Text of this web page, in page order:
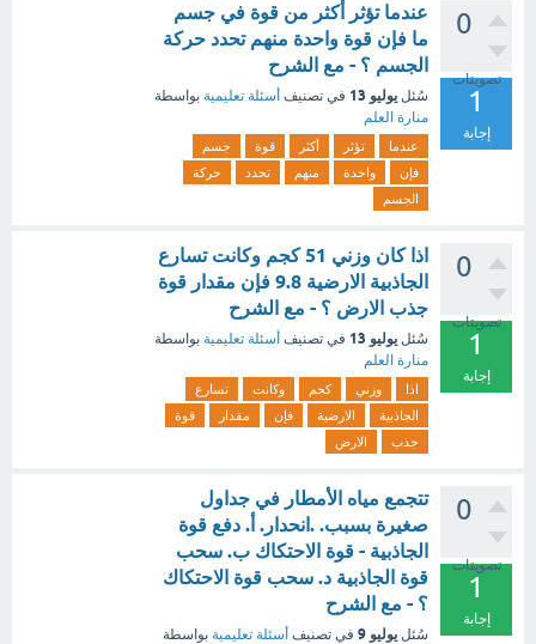
0
تصويتات
1
إجابة
عندما تؤثر أكثر من قوة في جسم
ما فإن قوة واحدة منهم تحدد حركة
الجسم ؟ - مع الشرح
سُئل يوليو 13 في تصنيف أسئلة تعليمية بواسطة
منارة العلم
عندما تؤثر أكثر قوة
جسم
فإن
واحدة منهم تحدد
حركة
الجسم
0
تصويتات
1
إجابة
اذا كان وزني 51 كجم وكانت تسارع
الجاذبية الارضية 9.8 فإن مقدار قوة
جذب الارض ؟ - مع الشرح
سُئل يوليو 13 في تصنيف أسئلة تعليمية بواسطة
منارة العلم
اذا وزني كجم وكانت
تسارع
الجاذبية
الارضية فإن مقدار
قوة
جذب
الارض
0
تصويتات
1
إجابة
تتجمع مياه الأمطار في جداول
صغيرة بسبب. .انحدار. أ. دفع قوة
الجاذبية - قوة الاحتكاك ب. سحب
قوة الجاذبية د. سحب قوة الاحتكاك
؟ - مع الشرح
سُئل يوليو 9 في تصنيف أسئلة تعليمية بواسطة